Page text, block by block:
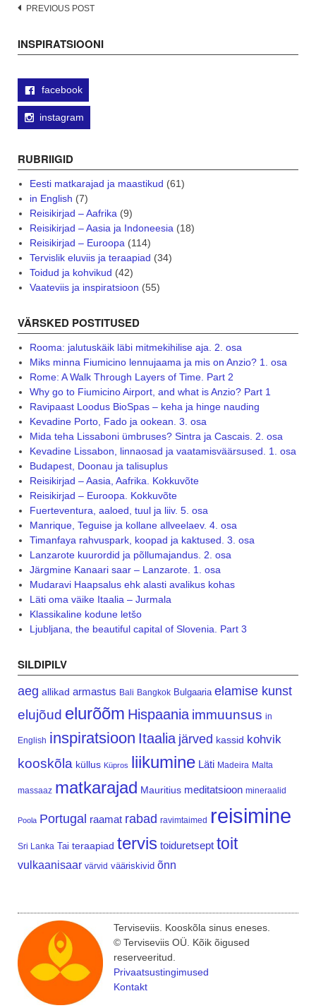
Post
PREVIOUS POST
INSPIRATSIOONI
facebook
instagram
RUBRIIGID
Eesti matkarajad ja maastikud (61)
in English (7)
Reisikirjad – Aafrika(9)
Reisikirjad – Aasia ja Indoneesia(18)
Reisikirjad – Euroopa(114)
Tervislik eluviis ja teraapiad (34)
Toidud ja kohvikud (42)
Vaateviis ja inspiratsioon (55)
VÄRSKED POSTITUSED
Rooma: jalutuskäik läbi mitmekihilise aja. 2. osa
Miks minna Fiumicino lennujaama ja mis on Anzio? 1. osa
Rome: A Walk Through Layers of Time. Part 2
Why go to Fiumicino Airport, and what is Anzio? Part 1
Ravipaast Loodus BioSpas – keha ja hinge nauding
Kevadine Porto, Fado ja ookean. 3. osa
Mida teha Lissaboni ümbruses? Sintra ja Cascais. 2. osa
Kevadine Lissabon, linnaosad ja vaatamisväärsused. 1. osa
Budapest, Doonau ja talisuplus
Reisikirjad – Aasia, Aafrika. Kokkuvõte
Reisikirjad – Euroopa. Kokkuvõte
Fuerteventura, aaloed, tuul ja liiv. 5. osa
Manrique, Teguise ja kollane allveelaev. 4. osa
Timanfaya rahvuspark, koopad ja kaktused. 3. osa
Lanzarote kuurordid ja põllumajandus. 2. osa
Järgmine Kanaari saar – Lanzarote. 1. osa
Mudaravi Haapsalus ehk alasti avalikus kohas
Läti oma väike Itaalia – Jurmala
Klassikaline kodune letšo
Ljubljana, the beautiful capital of Slovenia. Part 3
SILDIPILV
aeg allikad armastus Bali Bangkok Bulgaaria elamise kunst
elujõud elurõõm Hispaania immuunsus in
English inspiratsioon Itaalia järved kassid kohvik
kooskõla küllus Küpros liikumine Läti Madeira Malta
massaaz matkarajad Mauritius meditatsioon mineraalid
Poola Portugal raamat rabad ravimtaimed reisimine
Sri Lanka Tai teraapiad tervis toiduretsept toit
vulkaanisaar värvid vääriskivid õnn
Terviseviis. Kooskõla sinus eneses.
© Terviseviis OÜ. Kõik õigused
reserveeritud.
Privaatsustingimused
Kontakt